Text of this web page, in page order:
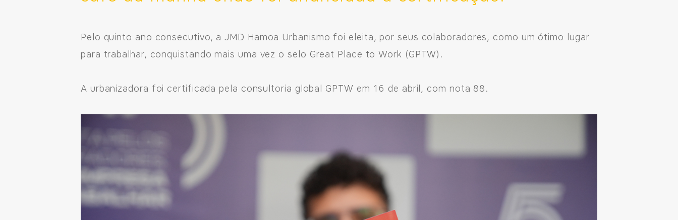
556692085083
Pelo quinto ano consecutivo, a JMD Hamoa Urbanismo foi eleita, por seus colaboradores, como um ótimo lugar
para trabalhar, conquistando mais uma vez o selo Great Place to Work (GPTW).
A urbanizadora foi certificada pela consultoria global GPTW em 16 de abril, com nota 88.